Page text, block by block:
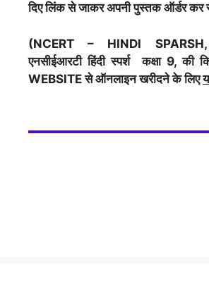
दिए लिंक से जाकर अपनी पुस्तक ऑर्डर
(NCERT – HINDI
एनसीईआरटी हिंदी स्पर्श कक्षा 9, की
WEBSITE से ऑनलाइन खरीदने के लिए